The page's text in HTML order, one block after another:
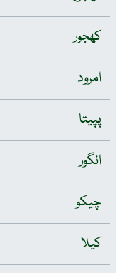
کھجور
امرود
پپیتا
انگور
چیکو
کیلا